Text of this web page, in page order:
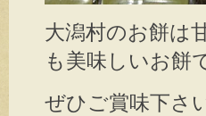
大潟村のお餅は
も美味しいお餅
ぜひご賞味下さ